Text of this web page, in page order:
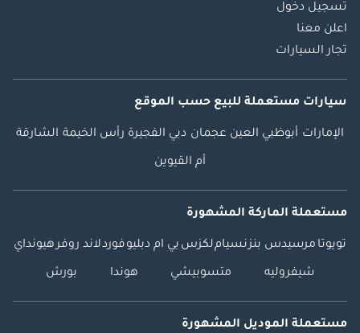
تسجيل دخول
اعلن معنا
تجار السيارات
سيارات مستعملة للبيع حسب الموقع
الإمارات أبوظبي العين عجمان دبي الفجيرة رأس الخيمة الشارقة
أم القيوين
مستعملة الماركة المشهورة
تويوتا مرسيدس بنزنسياملكزس بي ام دبليوفوردلاند روفرهيونداي
شيفروليه متسوبيشي هوندا بورش
مستعملة الموديل المشهورة